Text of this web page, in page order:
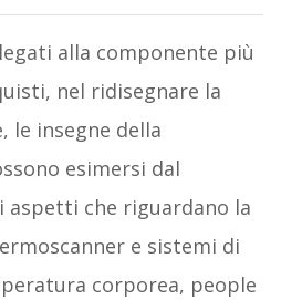
alla componente più
nel ridisegnare la
le insegne della
esimersi dal
che riguardano la
e sistemi di
corporea, people